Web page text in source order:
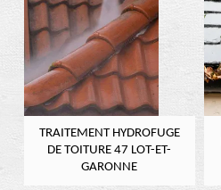
TRAITEMENT HYDROFUGE
DE TOITURE 47 LOT-ET-
GARONNE